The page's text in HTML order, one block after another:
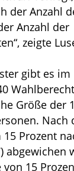
der Anzahl
Anzahl der
zeigte
gibt es im
Größe der
Nach
Prozent
abgewichen
von 15